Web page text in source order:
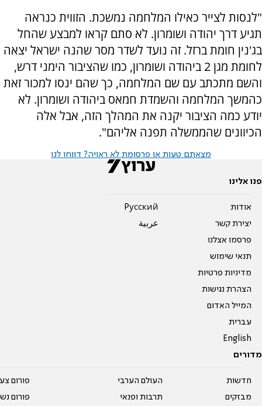
"לנסות לצייר כאילו המלחמה נמשכת. הזווית כנראה
תגיע דרך יהודה ושומרון. לא סתם קראו למבצע שהחל
בג'נין חומת ברזל. זה נועד לשדר מסר שהנה ישראל יצאה
לחומת מגן 2 ביהודה ושומרון, כמו שהציבור הימני דרש,
והשם מתכתב עם שם המלחמה, כך שהם ינסו למכור זאת
כהמשך המלחמה והשמדת חמאס ביהודה ושומרון. לא
יודע כמה הציבור יקנה את המהלך הזה, אבל אלה
הכיוונים שהממשלה תפנה אליהם".
מצאתם טעות או פרסומת לא ראויה? דווחו לנו
פנו אלינו
אודות
יצירת קשר
פרסמו אצלנו
תנאי שימוש
מדיניות פרטיות
הצהרת נגישות
המייל האדום
עברית
English
Pусский
عربية
מדורים
חדשות
מבזקים
העולם הערבי
תרבות ופנאי
פורום
פורום